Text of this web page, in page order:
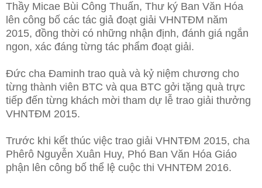
Thầy Micae Bùi Công Thuấn, Thư ký Ban Văn Hóa
lên công bố các tác giả đoạt giải VHNTĐM năm
2015, đồng thời có những nhận định, đánh giá ngắn
ngon, xác đáng từng tác phẩm đoạt giải.
Đức cha Đaminh trao quà và kỷ niệm chương cho
từng thành viên BTC và qua BTC gởi tặng quà trực
tiếp đến từng khách mời tham dự lễ trao giải thưởng
VHNTĐM 2015.
Trước khi kết thúc việc trao giải VHNTĐM 2015, cha
Phêrô Nguyễn Xuân Huy, Phó Ban Văn Hóa Giáo
phận lên công bố thể lệ cuộc thi VHNTĐM 2016.